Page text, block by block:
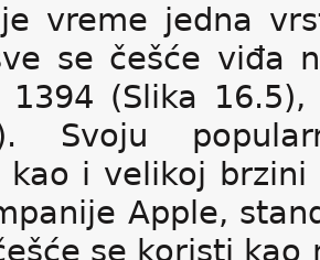
vreme jedna
se češće viđa
1394 (Slika
Svoju
kao i velikoj
Apple,
se koristi